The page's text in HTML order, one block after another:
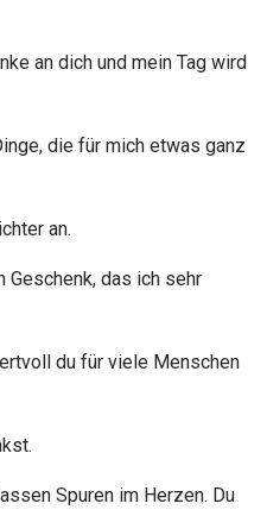
an dich und mein Tag wird
die für mich etwas ganz
an.
Geschenk, das ich sehr
du für viele Menschen
Spuren im Herzen. Du